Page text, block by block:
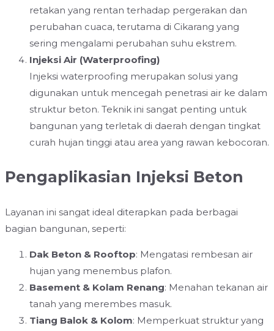
retakan yang rentan terhadap pergerakan dan
perubahan cuaca, terutama di Cikarang yang
sering mengalami perubahan suhu ekstrem.
Injeksi Air (Waterproofing)
Injeksi waterproofing merupakan solusi yang
digunakan untuk mencegah penetrasi air ke dalam
struktur beton. Teknik ini sangat penting untuk
bangunan yang terletak di daerah dengan tingkat
curah hujan tinggi atau area yang rawan kebocoran.
Pengaplikasian Injeksi Beton
Layanan ini sangat ideal diterapkan pada berbagai
bagian bangunan, seperti:
Dak Beton & Rooftop: Mengatasi rembesan air
hujan yang menembus plafon.
Basement & Kolam Renang: Menahan tekanan air
tanah yang merembes masuk.
Tiang Balok & Kolom: Memperkuat struktur yang